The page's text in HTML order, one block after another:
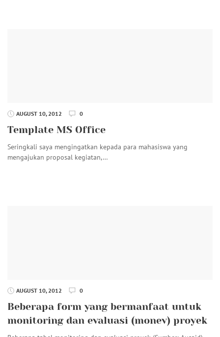
AUGUST 10, 2012 0
Template MS Office
Seringkali saya mengingatkan kepada para mahasiswa yang
mengajukan proposal kegiatan,…
AUGUST 10, 2012 0
Beberapa form yang bermanfaat untuk
monitoring dan evaluasi (monev) proyek